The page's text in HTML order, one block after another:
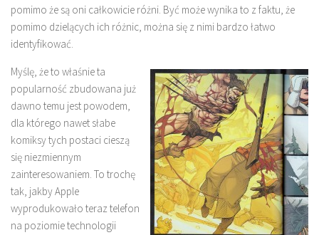
pomimo że są oni całkowicie różni. Być może wynika to z faktu, że
pomimo dzielących ich różnic, można się z nimi bardzo łatwo
identyfikować.
Myślę, że to właśnie ta
popularność zbudowana już
dawno temu jest powodem,
dla którego nawet słabe
komiksy tych postaci cieszą
się niezmiennym
zainteresowaniem. To trochę
tak, jakby Apple
wyprodukowało teraz telefon
na poziomie technologii